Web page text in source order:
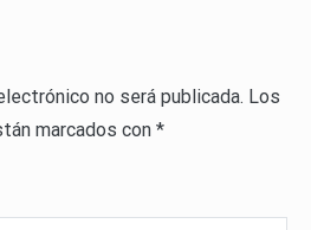
no será publicada. Los
marcados con *